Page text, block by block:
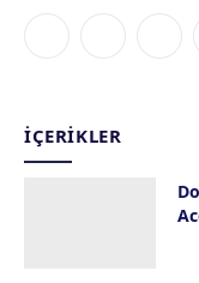
İÇERIKLER